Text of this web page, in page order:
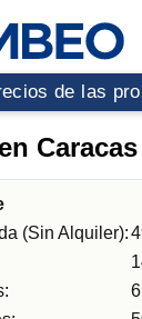
de las
Caracas
(Sin Alquiler):